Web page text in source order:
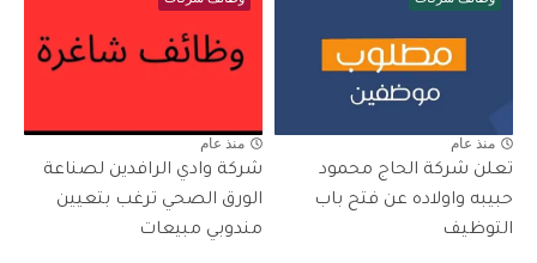
منذ عام
تعلن شركة الحاج محمود
حبيبه واولاده عن فتح باب
التوظيف
منذ عام
شركة وادي الرافدين لصناعة
الورق الصحي ترغب بتعيين
مندوبي مبيعات